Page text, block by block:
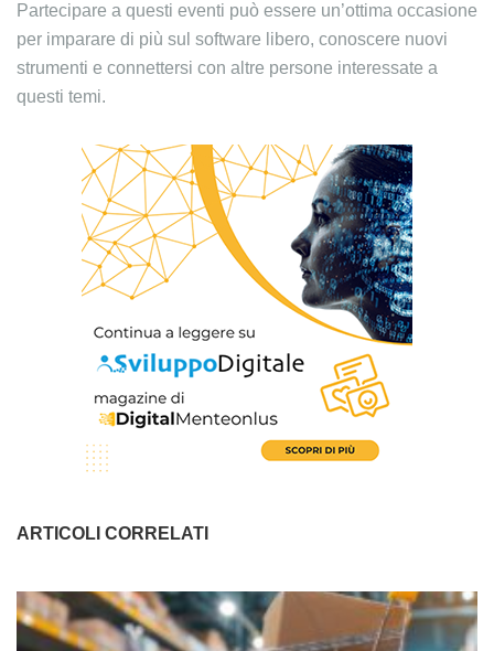
Partecipare a questi eventi può essere un’ottima occasione
per imparare di più sul software libero, conoscere nuovi
strumenti e connettersi con altre persone interessate a
questi temi.
ARTICOLI CORRELATI